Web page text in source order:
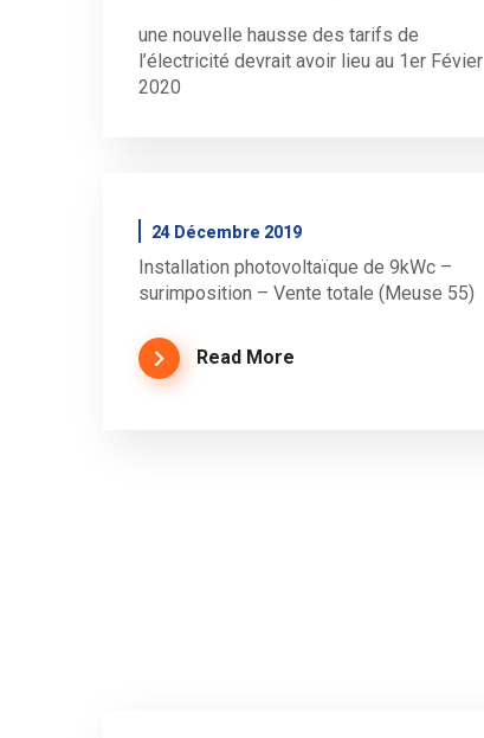
une nouvelle hausse des tarifs de
l’électricité devrait avoir lieu au 1er Févier
2020
24 Décembre 2019
Installation photovoltaïque de 9kWc –
surimposition – Vente totale (Meuse 55)
Read More